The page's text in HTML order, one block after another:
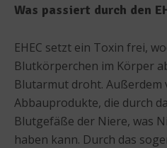
Was passiert durch den
EHEC setzt ein Toxin frei,
Blutkörperchen im Körper
Blutarmut droht. Außerdem
Abbauprodukte, die durch
Blutgefäße der Niere, was
haben kann. Durch das